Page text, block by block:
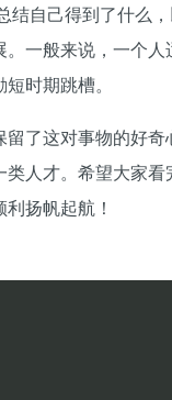
自己得到了什么
一般来说，一个
时期跳槽。
了这对事物的好
人才。希望大家
扬帆起航！